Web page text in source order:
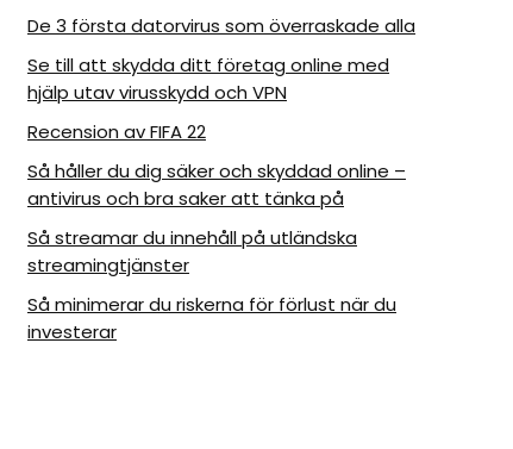
De 3 första datorvirus som överraskade alla
Se till att skydda ditt företag online med
hjälp utav virusskydd och VPN
Recension av FIFA 22
Så håller du dig säker och skyddad online –
antivirus och bra saker att tänka på
Så streamar du innehåll på utländska
streamingtjänster
Så minimerar du riskerna för förlust när du
investerar